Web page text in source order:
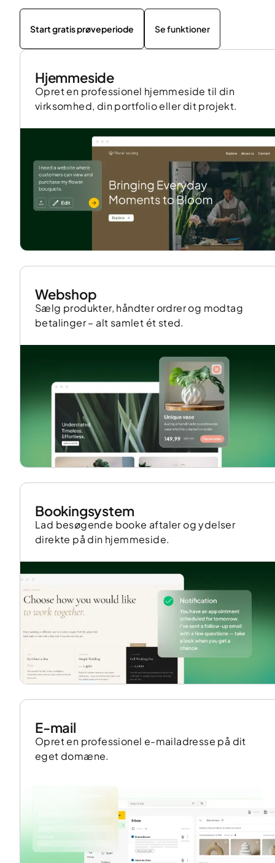
Start gratis prøveperiode Se funktioner
Hjemmeside
Opret en professionel hjemmeside til din
virksomhed, din portfolio eller dit projekt.
Webshop
Sælg produkter, håndter ordrer og modtag
betalinger – alt samlet ét sted.
Bookingsystem
Lad besøgende booke aftaler og ydelser
direkte på din hjemmeside.
E-mail
Opret en professionel e-mailadresse på dit
eget domæne.